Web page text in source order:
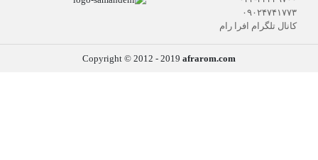
۰۹۰۲۴۷۴۱۷۷۳
کانال تلگرام افرا رام
Copyright © 2012 - 2019 afrarom.com